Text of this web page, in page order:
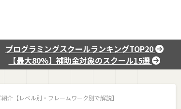
プログラミングスクールランキングTOP20
【最大80%】補助金対象のスクール15選
介【レベル別・フレームワーク別で解説】